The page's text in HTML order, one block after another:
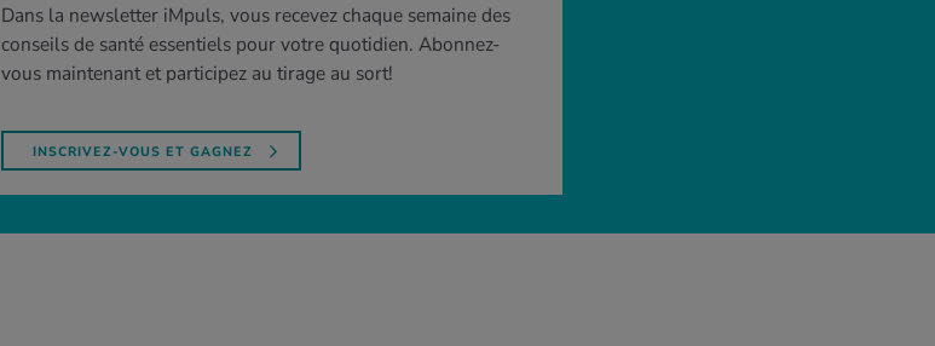
Dans la newsletter iMpuls, vous recevez chaque semaine des
conseils de santé essentiels pour votre quotidien. Abonnez-
vous maintenant et participez au tirage au sort!
INSCRIVEZ-VOUS ET GAGNEZ